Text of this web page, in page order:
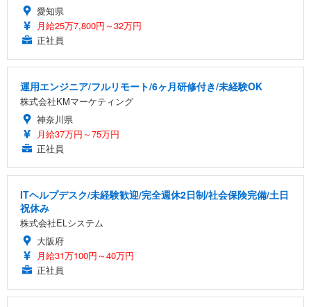
愛知県
月給25万7,800円～32万円
正社員
運用エンジニア/フルリモート/6ヶ月研修付き/未経験OK
株式会社KMマーケティング
神奈川県
月給37万円～75万円
正社員
ITヘルプデスク/未経験歓迎/完全週休2日制/社会保険完備/土日
祝休み
株式会社ELシステム
大阪府
月給31万100円～40万円
正社員